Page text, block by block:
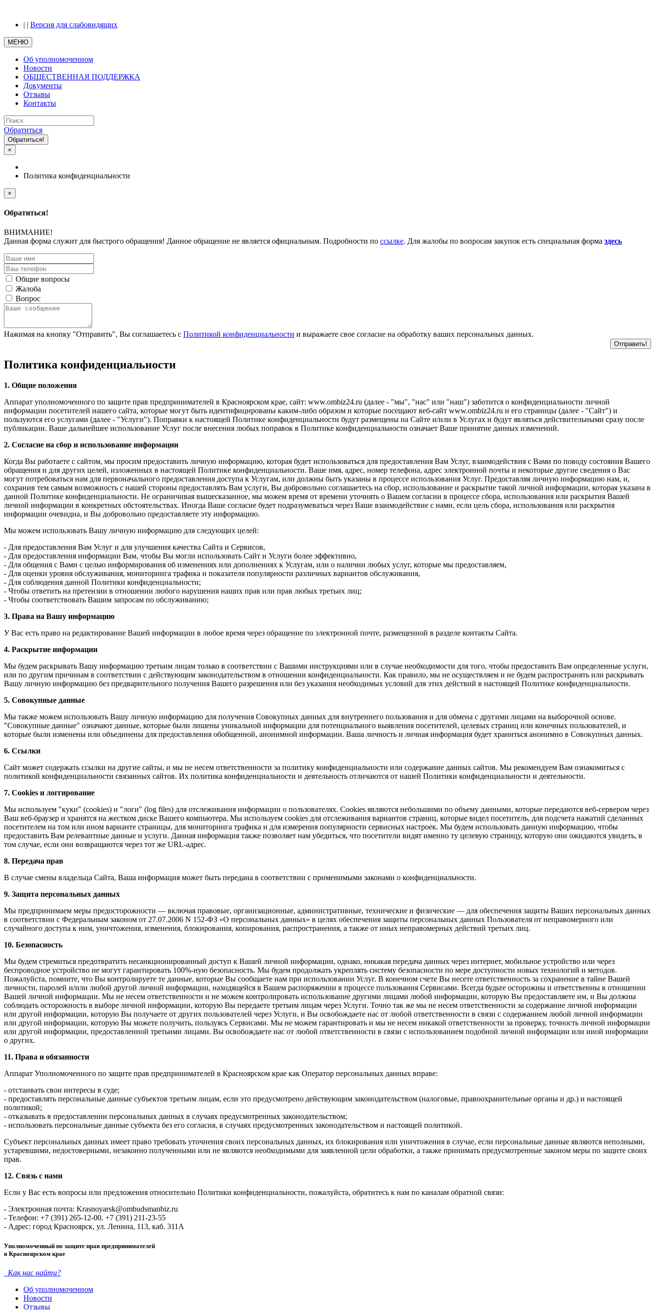
| | Версия для слабовидящих
МЕНЮ
Об уполномоченном
Новости
ОБЩЕСТВЕННАЯ ПОДДЕРЖКА
Документы
Отзывы
Контакты
Обратиться
Обратиться!
×
Политика конфиденциальности
×
Обратиться!
ВНИМАНИЕ!
Данная форма служит для быстрого обращения! Данное обращение не является официальным. Подробности по ссылке. Для жалобы по вопросам закупок есть специальная форма здесь
Общие вопросы
Жалоба
Вопрос
Нажимая на кнопку "Отправить", Вы соглашаетесь с Политикой конфиденциальности и выражаете свое согласие на обработку ваших персональных данных.
Политика конфиденциальности
1. Общие положения
Аппарат уполномоченного по защите прав предпринимателей в Красноярском крае, сайт: www.ombiz24.ru (далее - "мы", "нас" или "наш") заботится о конфиденциальности личной
информации посетителей нашего сайта, которые могут быть идентифицированы каким-либо образом и которые посещают веб-сайт www.ombiz24.ru и его страницы (далее - "Сайт") и
пользуются его услугами (далее - "Услуги"). Поправки к настоящей Политике конфиденциальности будут размещены на Сайте и/или в Услугах и будут являться действительными сразу после
публикации. Ваше дальнейшее использование Услуг после внесения любых поправок в Политике конфиденциальности означает Ваше принятие данных изменений.
2. Согласие на сбор и использование информации
Когда Вы работаете с сайтом, мы просим предоставить личную информацию, которая будет использоваться для предоставления Вам Услуг, взаимодействия с Вами по поводу состояния Вашего
обращения и для других целей, изложенных в настоящей Политике конфиденциальности. Ваше имя, адрес, номер телефона, адрес электронной почты и некоторые другие сведения о Вас
могут потребоваться нам для первоначального предоставления доступа к Услугам, или должны быть указаны в процессе использования Услуг. Предоставляя личную информацию нам, и,
сохранив тем самым возможность с нашей стороны предоставлять Вам услуги, Вы добровольно соглашаетесь на сбор, использование и раскрытие такой личной информации, которая указана в
данной Политике конфиденциальности. Не ограничивая вышесказанное, мы можем время от времени уточнять о Вашем согласии в процессе сбора, использования или раскрытия Вашей
личной информации в конкретных обстоятельствах. Иногда Ваше согласие будет подразумеваться через Ваше взаимодействие с нами, если цель сбора, использования или раскрытия
информации очевидна, и Вы добровольно предоставляете эту информацию.
Мы можем использовать Вашу личную информацию для следующих целей:
- Для предоставления Вам Услуг и для улучшения качества Сайта и Сервисов,
- Для предоставления информации Вам, чтобы Вы могли использовать Сайт и Услуги более эффективно,
- Для общения с Вами с целью информирования об изменениях или дополнениях к Услугам, или о наличии любых услуг, которые мы предоставляем,
- Для оценки уровня обслуживания, мониторинга трафика и показателя популярности различных вариантов обслуживания,
- Для соблюдения данной Политики конфиденциальности;
- Чтобы ответить на претензии в отношении любого нарушения наших прав или прав любых третьих лиц;
- Чтобы соответствовать Вашим запросам по обслуживанию;
3. Права на Вашу информацию
У Вас есть право на редактирование Вашей информации в любое время через обращение по электронной почте, размещенной в разделе контакты Сайта.
4. Раскрытие информации
Мы будем раскрывать Вашу информацию третьим лицам только в соответствии с Вашими инструкциями или в случае необходимости для того, чтобы предоставить Вам определенные услуги,
или по другим причинам в соответствии с действующим законодательством в отношении конфиденциальности. Как правило, мы не осуществляем и не будем распространять или раскрывать
Вашу личную информацию без предварительного получения Вашего разрешения или без указания необходимых условий для этих действий в настоящей Политике конфиденциальности.
5. Совокупные данные
Мы также можем использовать Вашу личную информацию для получения Совокупных данных для внутреннего пользования и для обмена с другими лицами на выборочной основе.
"Совокупные данные" означают данные, которые были лишены уникальной информации для потенциального выявления посетителей, целевых страниц или конечных пользователей, и
которые были изменены или объединены для предоставления обобщенной, анонимной информации. Ваша личность и личная информация будет храниться анонимно в Совокупных данных.
6. Ссылки
Сайт может содержать ссылки на другие сайты, и мы не несем ответственности за политику конфиденциальности или содержание данных сайтов. Мы рекомендуем Вам ознакомиться с
политикой конфиденциальности связанных сайтов. Их политика конфиденциальности и деятельность отличаются от нашей Политики конфиденциальности и деятельности.
7. Cookies и логгирование
Мы используем "куки" (cookies) и "логи" (log files) для отслеживания информации о пользователях. Cookies являются небольшими по объему данными, которые передаются веб-сервером через
Ваш веб-браузер и хранятся на жестком диске Вашего компьютера. Мы используем cookies для отслеживания вариантов страниц, которые видел посетитель, для подсчета нажатий сделанных
посетителем на том или ином варианте страницы, для мониторинга трафика и для измерения популярности сервисных настроек. Мы будем использовать данную информацию, чтобы
предоставить Вам релевантные данные и услуги. Данная информация также позволяет нам убедиться, что посетители видят именно ту целевую страницу, которую они ожидаются увидеть, в
том случае, если они возвращаются через тот же URL-адрес.
8. Передача прав
В случае смены владельца Сайта, Ваша информация может быть передана в соответствии с применимыми законами о конфиденциальности.
9. Защита персональных данных
Мы предпринимаем меры предосторожности — включая правовые, организационные, административные, технические и физические — для обеспечения защиты Ваших персональных данных
в соответствии с Федеральным законом от 27.07.2006 N 152-ФЗ «О персональных данных» в целях обеспечения защиты персональных данных Пользователя от неправомерного или
случайного доступа к ним, уничтожения, изменения, блокирования, копирования, распространения, а также от иных неправомерных действий третьих лиц.
10. Безопасность
Мы будем стремиться предотвратить несанкционированный доступ к Вашей личной информации, однако, никакая передача данных через интернет, мобильное устройство или через
беспроводное устройство не могут гарантировать 100%-ную безопасность. Мы будем продолжать укреплять систему безопасности по мере доступности новых технологий и методов.
Пожалуйста, помните, что Вы контролируете те данные, которые Вы сообщаете нам при использовании Услуг. В конечном счете Вы несете ответственность за сохранение в тайне Вашей
личности, паролей и/или любой другой личной информации, находящейся в Вашем распоряжении в процессе пользования Сервисами. Всегда будьте осторожны и ответственны в отношении
Вашей личной информации. Мы не несем ответственности и не можем контролировать использование другими лицами любой информации, которую Вы предоставляете им, и Вы должны
соблюдать осторожность в выборе личной информации, которую Вы передаете третьим лицам через Услуги. Точно так же мы не несем ответственности за содержание личной информации
или другой информации, которую Вы получаете от других пользователей через Услуги, и Вы освобождаете нас от любой ответственности в связи с содержанием любой личной информации
или другой информации, которую Вы можете получить, пользуясь Сервисами. Мы не можем гарантировать и мы не несем никакой ответственности за проверку, точность личной информации
или другой информации, предоставленной третьими лицами. Вы освобождаете нас от любой ответственности в связи с использованием подобной личной информации или иной информации
о других.
11. Права и обязанности
Аппарат Уполномоченного по защите прав предпринимателей в Красноярском крае как Оператор персональных данных вправе:
- отстаивать свои интересы в суде;
- предоставлять персональные данные субъектов третьим лицам, если это предусмотрено действующим законодательством (налоговые, правоохранительные органы и др.) и настоящей
политикой;
- отказывать в предоставлении персональных данных в случаях предусмотренных законодательством;
- использовать персональные данные субъекта без его согласия, в случаях предусмотренных законодательством и настоящей политикой.
Субъект персональных данных имеет право требовать уточнения своих персональных данных, их блокирования или уничтожения в случае, если персональные данные являются неполными,
устаревшими, недостоверными, незаконно полученными или не являются необходимыми для заявленной цели обработки, а также принимать предусмотренные законом меры по защите своих
прав.
12. Связь с нами
Если у Вас есть вопросы или предложения относительно Политики конфиденциальности, пожалуйста, обратитесь к нам по каналам обратной связи:
- Электронная почта: Krasnoyarsk@ombudsmanbiz.ru
- Телефон: +7 (391) 265-12-00, +7 (391) 211-23-55
- Адрес: город Красноярск, ул. Ленина, 113, каб. 311А
Уполномоченный по защите прав предпринимателей
в Красноярском крае
Как нас найти?
Об уполномоченном
Новости
Отзывы